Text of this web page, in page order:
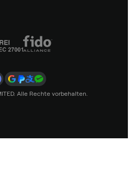
Alle Rechte vorbehalten.